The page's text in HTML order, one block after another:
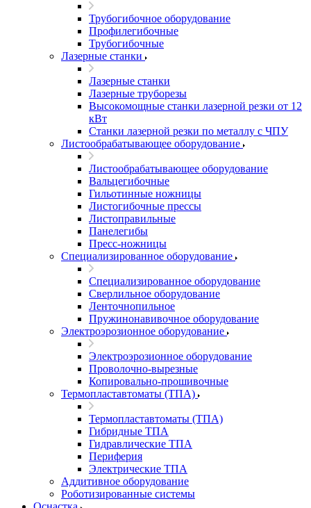
Трубогибочное оборудование
Профилегибочные
Трубогибочные
Лазерные станки
Лазерные станки
Лазерные труборезы
Высокомощные станки лазерной резки от 12
кВт
Станки лазерной резки по металлу с ЧПУ
Листообрабатывающее оборудование
Листообрабатывающее оборудование
Вальцегибочные
Гильотинные ножницы
Листогибочные прессы
Листоправильные
Панелегибы
Пресс-ножницы
Специализированное оборудование
Специализированное оборудование
Сверлильное оборудование
Ленточнопильное
Пружинонавивочное оборудование
Электроэрозионное оборудование
Электроэрозионное оборудование
Проволочно-вырезные
Копировально-прошивочные
Термопластавтоматы (ТПА)
Термопластавтоматы (ТПА)
Гибридные ТПА
Гидравлические ТПА
Периферия
Электрические ТПА
Аддитивное оборудование
Роботизированные системы